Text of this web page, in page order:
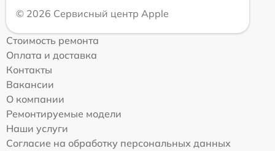
© 2026 Сервисный центр Apple
Стоимость ремонта
Оплата и доставка
Контакты
Вакансии
О компании
Ремонтируемые модели
Наши услуги
Согласие на обработку персональных данных